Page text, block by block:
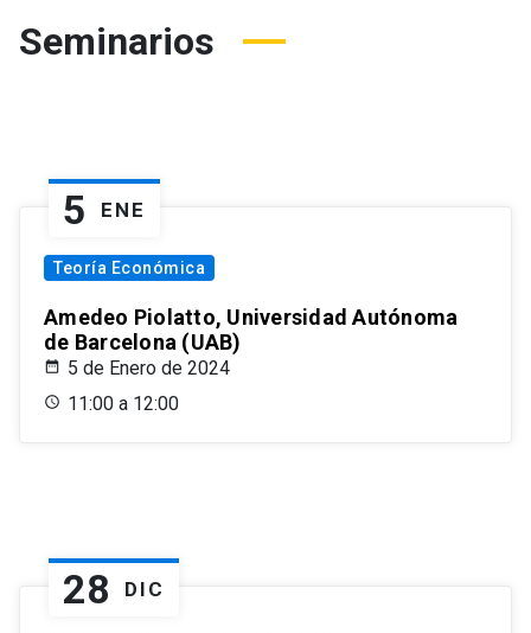
Seminarios
5 ENE
Teoría Económica
Amedeo Piolatto, Universidad Autónoma
de Barcelona (UAB)
5 de Enero de 2024
11:00 a 12:00
28 DIC